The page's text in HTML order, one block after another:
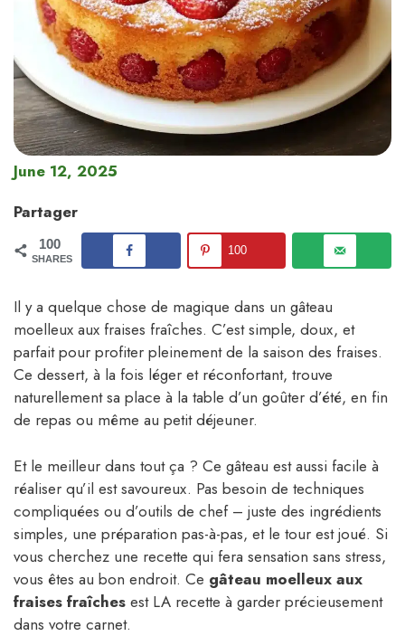
June 12, 2025
Partager
100
SHARES
100
Il y a quelque chose de magique dans un gâteau
moelleux aux fraises fraîches. C’est simple, doux, et
parfait pour profiter pleinement de la saison des fraises.
Ce dessert, à la fois léger et réconfortant, trouve
naturellement sa place à la table d’un goûter d’été, en fin
de repas ou même au petit déjeuner.
Et le meilleur dans tout ça ? Ce gâteau est aussi facile à
réaliser qu’il est savoureux. Pas besoin de techniques
compliquées ou d’outils de chef – juste des ingrédients
simples, une préparation pas-à-pas, et le tour est joué. Si
vous cherchez une recette qui fera sensation sans stress,
vous êtes au bon endroit. Ce gâteau moelleux aux
fraises fraîches est LA recette à garder précieusement
dans votre carnet.